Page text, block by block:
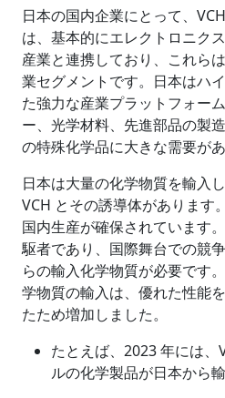
日本の国内企業にとって、
は、基本的にエレクトロニク
産業と連携しており、これら
業セグメントです。日本はハ
た強力な産業プラットフォー
ー、光学材料、先進部品の製
の特殊化学品に大きな需要があ
日本は大量の化学物質を輸入
VCH とその誘導体があります
国内生産が確保されています
駆者であり、国際舞台での競
らの輸入化学物質が必要です
学物質の輸入は、優れた性能
たため増加しました。
たとえば、2023 年には、
ルの化学製品が日本から